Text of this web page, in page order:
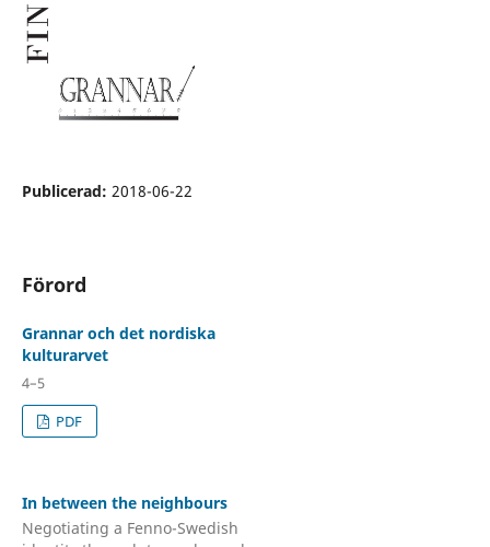
Publicerad: 2018-06-22
Förord
Grannar och det nordiska
kulturarvet
4–5
PDF
In between the neighbours
Negotiating a Fenno-Swedish